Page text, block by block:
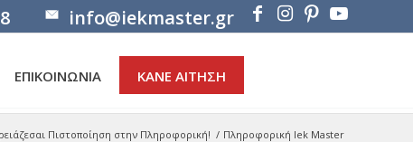
info@iekmaster.gr
ΕΠΙΚΟΙΝΩΝΙΑ ΚΑΝΕ ΑΙΤΗΣΗ
Πιστοποίηση στην Πληροφορική! / Πληροφορική Iek Master